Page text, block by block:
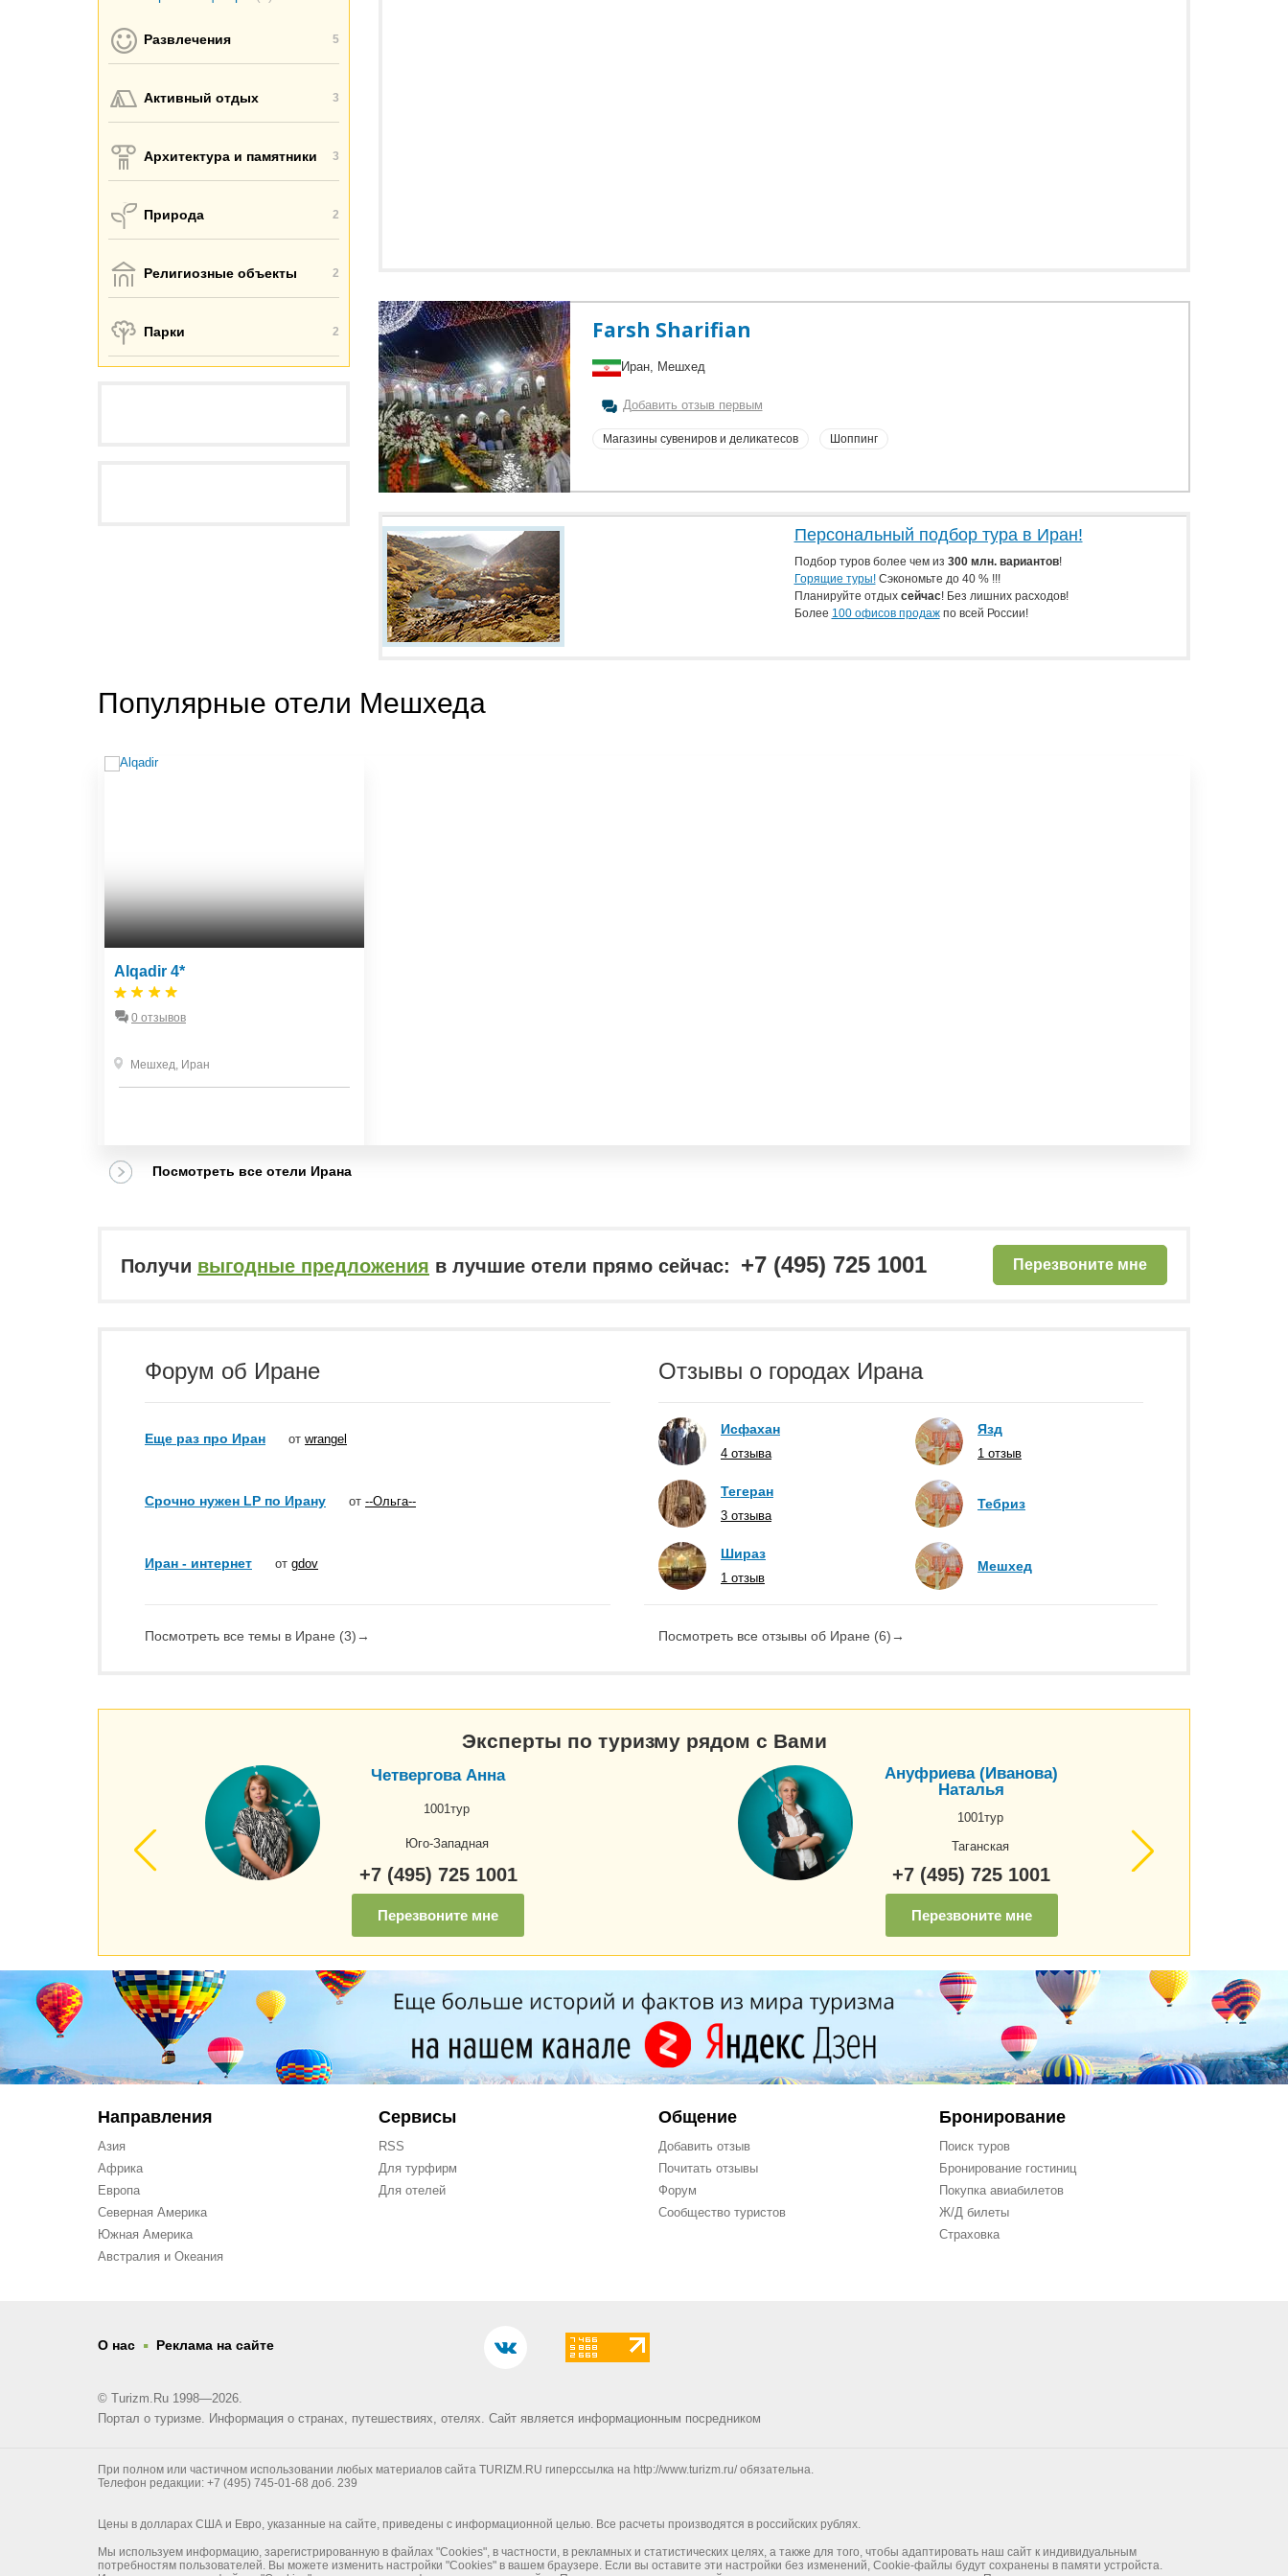
Развлечения 5
Активный отдых 3
Архитектура и памятники 3
Природа 2
Религиозные объекты 2
Парки 2 Farsh Sharifian
Иран, Мешхед
Добавить отзыв первым
Магазины сувениров и деликатесов Шоппинг
Персональный подбор тура в Иран!
Подбор туров более чем из 300 млн. вариантов!
Горящие туры!Сэкономьте до 40 % !!!
Планируйте отдых сейчас! Без лишних расходов!
Более 100 офисов продажпо всей России!
Популярные отели Мешхеда
Alqadir 4*
0 отзывов
Мешхед, Иран
Посмотреть все отели Ирана
Получи выгодные предложения в лучшие отели прямо сейчас: +7 (495) 725 1001 Перезвоните мне
Форум об Иране
Еще раз про Иран от wrangel
Срочно нужен LP по Ирану от --Ольга--
Иран - интернет от gdov
Посмотреть все темы в Иране (3)→
Отзывы о городах Ирана
Исфахан
4 отзыва
Тегеран
3 отзыва
Шираз
1 отзыв
Язд
1 отзыв
Тебриз
Мешхед
Посмотреть все отзывы об Иране (6)→
Эксперты по туризму рядом с Вами
Четвергова Анна
1001тур
Юго-Западная
+7 (495) 725 1001
Перезвоните мне
Ануфриева (Иванова)
Наталья
1001тур
Таганская
+7 (495) 725 1001
Перезвоните мне
Направления
Азия
Африка
Европа
Северная Америка
Южная Америка
Австралия и Океания
Сервисы
RSS
Для турфирм
Для отелей
Общение
Добавить отзыв
Почитать отзывы
Форум
Сообщество туристов
Бронирование
Поиск туров
Бронирование гостиниц
Покупка авиабилетов
Ж/Д билеты
Страховка
О нас . Реклама на сайте
© Turizm.Ru 1998—2026.
Портал о туризме. Информация о странах, путешествиях, отелях. Сайт является информационным посредником
При полном или частичном использовании любых материалов сайта TURIZM.RU гиперссылка на http://www.turizm.ru/ обязательна.
Телефон редакции: +7 (495) 745-01-68 доб. 239
Цены в долларах США и Евро, указанные на сайте, приведены с информационной целью. Все расчеты производятся в российских рублях.
Мы используем информацию, зарегистрированную в файлах "Cookies", в частности, в рекламных и статистических целях, а также для того, чтобы адаптировать наш сайт к индивидуальным
потребностям пользователей. Вы можете изменить настройки "Cookies" в вашем браузере. Если вы оставите эти настройки без изменений, Cookie-файлы будут сохранены в памяти устройста.